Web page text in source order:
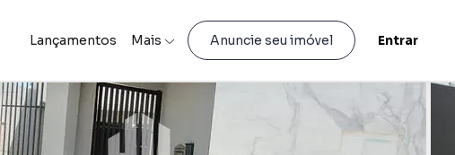
Lançamentos Mais Anuncie seu imóvel Entrar